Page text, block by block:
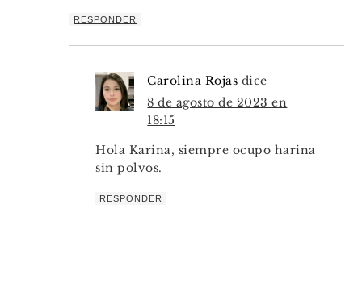
RESPONDER
Carolina Rojas dice
8 de agosto de 2023 en
18:15
Hola Karina, siempre ocupo harina
sin polvos.
RESPONDER